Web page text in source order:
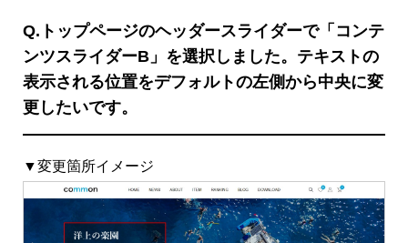
Q. トップページのヘッダースライダーで「コンテ
ンツスライダーB」を選択しました。テキストの
表示される位置をデフォルトの左側から中央に変
更したいです。
▼変更箇所イメージ